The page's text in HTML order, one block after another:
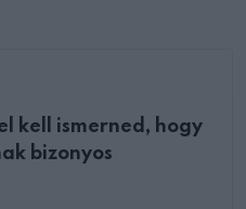
kell ismerned, hogy
bizonyos